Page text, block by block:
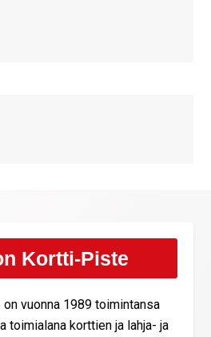
Kortti-Piste
vuonna 1989 toimintansa
toimialana korttien ja lahja- ja